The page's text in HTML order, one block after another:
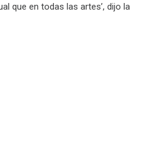
que en todas las artes’, dijo la